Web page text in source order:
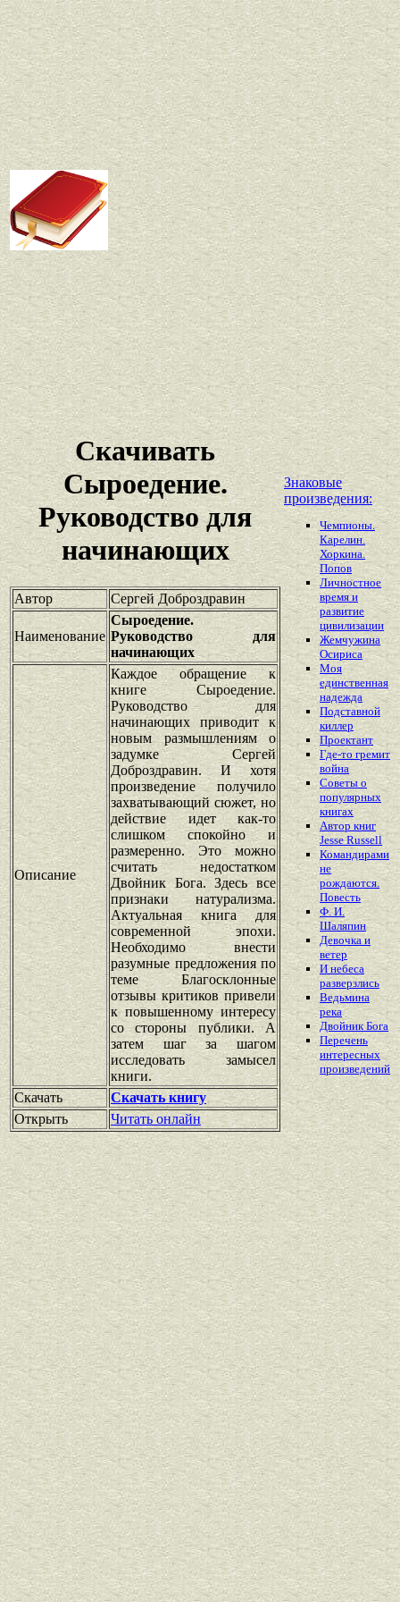
Скачивать
Сыроедение.
Руководство для
начинающих
Автор Сергей Доброздравин
Наименование
Сыроедение.
Руководство для
начинающих
Описание
Каждое обращение к
книге Сыроедение.
Руководство для
начинающих приводит к
новым размышлениям о
задумке Сергей
Доброздравин. И хотя
произведение получило
захватывающий сюжет, но
действие идет как-то
слишком спокойно и
размеренно. Это можно
считать недостатком
Двойник Бога. Здесь все
признаки натурализма.
Актуальная книга для
современной эпохи.
Необходимо внести
разумные предложения по
теме Благосклонные
отзывы критиков привели
к повышенному интересу
со стороны публики. А
затем шаг за шагом
исследовать замысел
книги.
Скачать
Скачать книгу
Открыть
Читать онлайн
Знаковые
произведения:
Чемпионы.
Карелин.
Хоркина.
Попов
Личностное
время и
развитие
цивилизации
Жемчужина
Осириса
Моя
единственная
надежда
Подставной
киллер
Проектант
Где-то гремит
война
Советы о
популярных
книгах
Автор книг
Jesse Russell
Командирами
не
рождаются.
Повесть
Ф. И.
Шаляпин
Девочка и
ветер
И небеса
разверзлись
Ведьмина
река
Двойник Бога
Перечень
интересных
произведений